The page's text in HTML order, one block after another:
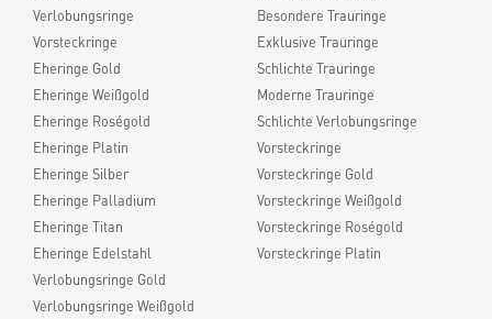
Verlobungsringe
Vorsteckringe
Eheringe Gold
Eheringe Weißgold
Eheringe Roségold
Eheringe Platin
Eheringe Silber
Eheringe Palladium
Eheringe Titan
Eheringe Edelstahl
Verlobungsringe Gold
Verlobungsringe Weißgold
Besondere Trauringe
Exklusive Trauringe
Schlichte Trauringe
Moderne Trauringe
Schlichte Verlobungsringe
Vorsteckringe
Vorsteckringe Gold
Vorsteckringe Weißgold
Vorsteckringe Roségold
Vorsteckringe Platin